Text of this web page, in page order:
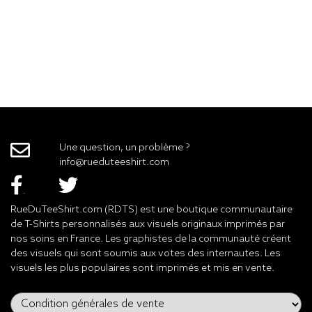
Une question, un problème ?
info@rueduteeshirt.com
RueDuTeeShirt.com (RDTS) est une boutique communautaire
de T-Shirts personnalisés aux visuels originaux imprimés par
nos soins en France. Les graphistes de la communauté créent
des visuels qui sont soumis aux votes des internautes. Les
visuels les plus populaires sont imprimés et mis en vente.